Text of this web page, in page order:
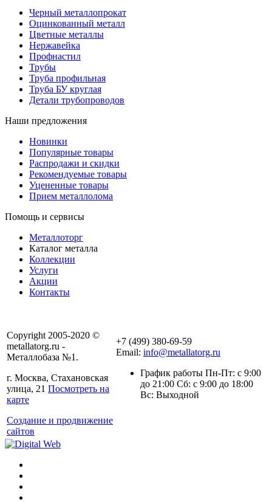
Черный металлопрокат
Оцинкованный металл
Цветные металлы
Нержавейка
Профнастил
Трубы
Труба профильная
Труба БУ круглая
Детали трубопроводов
Наши предложения
Новинки
Популярные товары
Распродажи и скидки
Рекомендуемые товары
Уцененные товары
Прием металлолома
Помощь и сервисы
Металлоторг
Каталог металла
Коллекции
Услуги
Акции
Контакты
Copyright 2005-2020 ©
metallatorg.ru -
Металлобаза №1.
г. Москва, Стахановская
улица, 21 Посмотреть на
карте
Создание и продвижение
сайтов
+7 (499) 380-69-59
Email: info@metallatorg.ru
График работы Пн-Пт: с 9:00
до 21:00 Сб: с 9:00 до 18:00
Вс: Выходной